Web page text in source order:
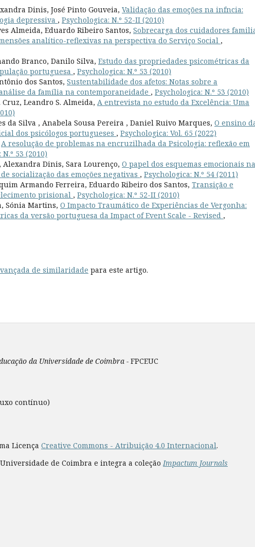
Dinis, José Pinto Gouveia, Validação das emoções na infncia:
depressiva , Psychologica: N.º 52-II (2010)
Almeida, Eduardo Ribeiro Santos, Sobrecarga dos cuidadores
analítico-reflexivas na perspectiva do Serviço Social ,
Branco, Danilo Silva, Estudo das propriedades psicométricas da
portuguesa , Psychologica: N.º 53 (2010)
dos Santos, Sustentabilidade dos afetos: Notas sobre a
da família na contemporaneidade , Psychologica: N.º 53 (2010)
Leandro S. Almeida, A entrevista no estudo da Excelência: Uma
da Silva , Anabela Sousa Pereira , Daniel Ruivo Marques, O ensino
dos psicólogos portugueses , Psychologica: Vol. 65 (2022)
A resolução de problemas na encruzilhada da Psicologia: reflexão em
53 (2010)
Alexandra Dinis, Sara Lourenço, O papel dos esquemas emocionais na
socialização das emoções negativas , Psychologica: N.º 54 (2011)
Armando Ferreira, Eduardo Ribeiro dos Santos, Transição e
prisional , Psychologica: N.º 52-II (2010)
Sónia Martins, O Impacto Traumático de Experiências de Vergonha:
da versão portuguesa da Impact of Event Scale - Revised ,
de similaridade para este artigo.
da Universidade de Coimbra - FPCEUC
contínuo)
Licença Creative Commons - Atribuição 4.0 Internacional.
de Coimbra e integra a coleçãoImpactum Journals